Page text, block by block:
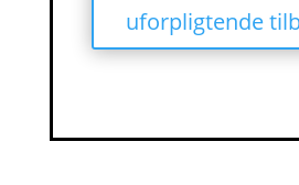
uforpligtende